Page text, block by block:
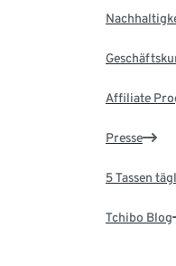
Affiliate
Presse
5 Tassen
Tchibo Blog